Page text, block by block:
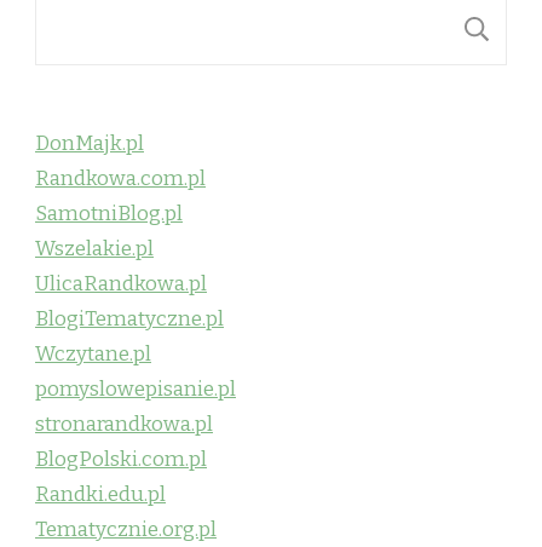
DonMajk.pl
Randkowa.com.pl
SamotniBlog.pl
Wszelakie.pl
UlicaRandkowa.pl
BlogiTematyczne.pl
Wczytane.pl
pomyslowepisanie.pl
stronarandkowa.pl
BlogPolski.com.pl
Randki.edu.pl
Tematycznie.org.pl